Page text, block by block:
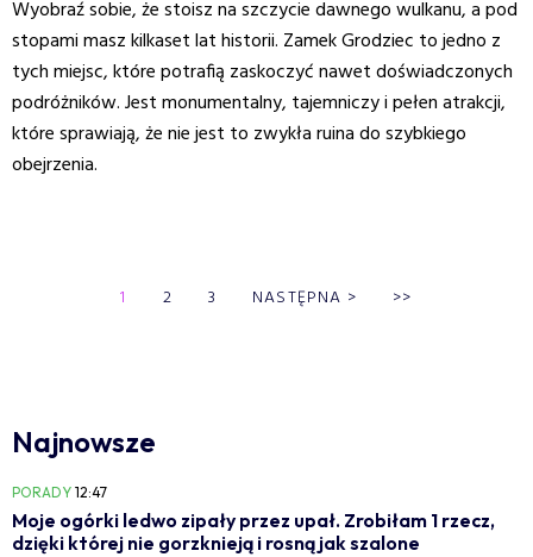
Wyobraź sobie, że stoisz na szczycie dawnego wulkanu, a pod
stopami masz kilkaset lat historii. Zamek Grodziec to jedno z
tych miejsc, które potrafią zaskoczyć nawet doświadczonych
podróżników. Jest monumentalny, tajemniczy i pełen atrakcji,
które sprawiają, że nie jest to zwykła ruina do szybkiego
obejrzenia.
1 2 3 NASTĘPNA > >>
Najnowsze
PORADY 12:47
Moje ogórki ledwo zipały przez upał. Zrobiłam 1 rzecz,
dzięki której nie gorzknieją i rosną jak szalone